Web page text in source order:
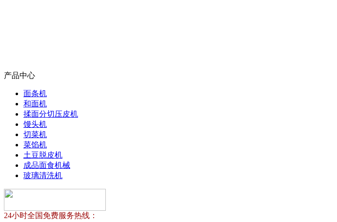
产品中心
面条机
和面机
揉面分切压皮机
馒头机
切菜机
菜馅机
土豆脱皮机
成品面食机械
玻璃清洗机
24小时全国免费服务热线：